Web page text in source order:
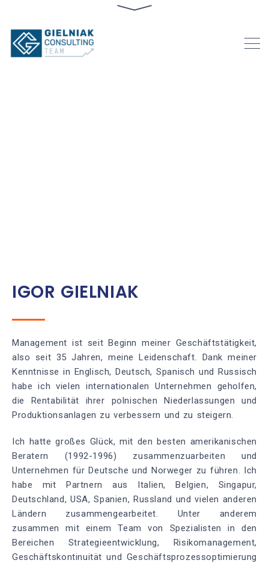
IGOR GIELNIAK
Management ist seit Beginn meiner Geschäftstätigkeit,
also seit 35 Jahren, meine Leidenschaft. Dank meiner
Kenntnisse in Englisch, Deutsch, Spanisch und Russisch
habe ich vielen internationalen Unternehmen geholfen,
die Rentabilität ihrer polnischen Niederlassungen und
Produktionsanlagen zu verbessern und zu steigern.
Ich hatte großes Glück, mit den besten amerikanischen
Beratern (1992-1996) zusammenzuarbeiten und
Unternehmen für Deutsche und Norweger zu führen. Ich
habe mit Partnern aus Italien, Belgien, Singapur,
Deutschland, USA, Spanien, Russland und vielen anderen
Ländern zusammengearbeitet. Unter anderem
zusammen mit einem Team von Spezialisten in den
Bereichen Strategieentwicklung, Risikomanagement,
Geschäftskontinuität und Geschäftsprozessoptimierung